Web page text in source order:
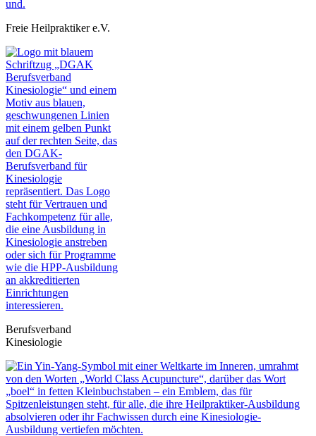
Freie Heilpraktiker e.V.
Berufsverband
Kinesiologie